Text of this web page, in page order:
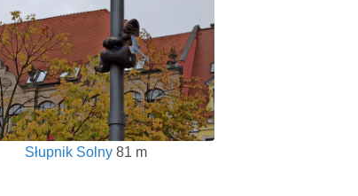
Słupnik Solny 81 m